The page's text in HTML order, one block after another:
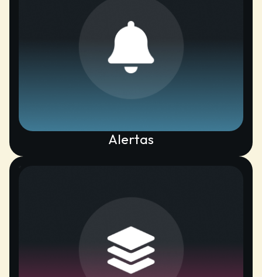
Alertas